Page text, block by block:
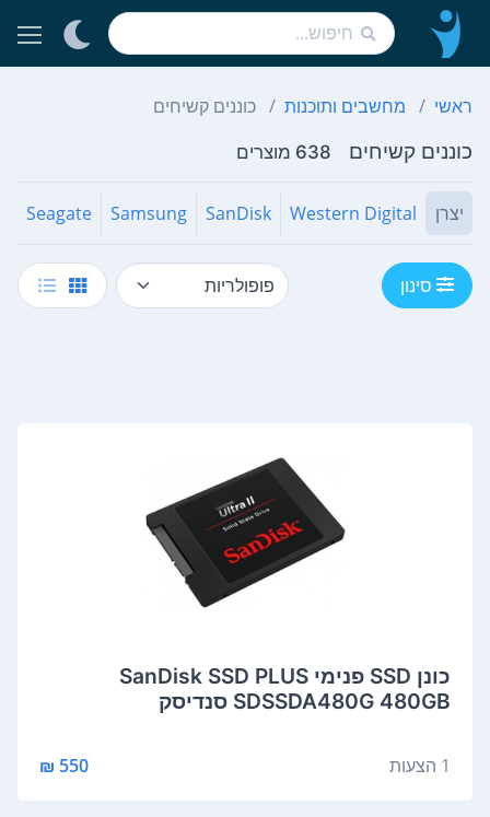
ראשי מחשבים ותוכנות כוננים קשיחים
כוננים קשיחים 638 מוצרים
יצרן Western Digital
SanDisk
Samsung
Seagate
סינון
כונן SSD פנימי SanDisk SSD PLUS
SDSSDA480G 480GB סנדיסק
1 הצעות 550 ₪